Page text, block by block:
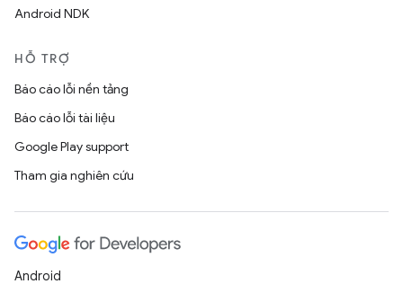
Android NDK
HỖ TRỢ
Báo cáo lỗi nền tảng
Báo cáo lỗi tài liệu
Google Play support
Tham gia nghiên cứu
Android